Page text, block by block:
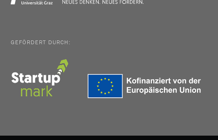
GEFÖRDERT DURCH: